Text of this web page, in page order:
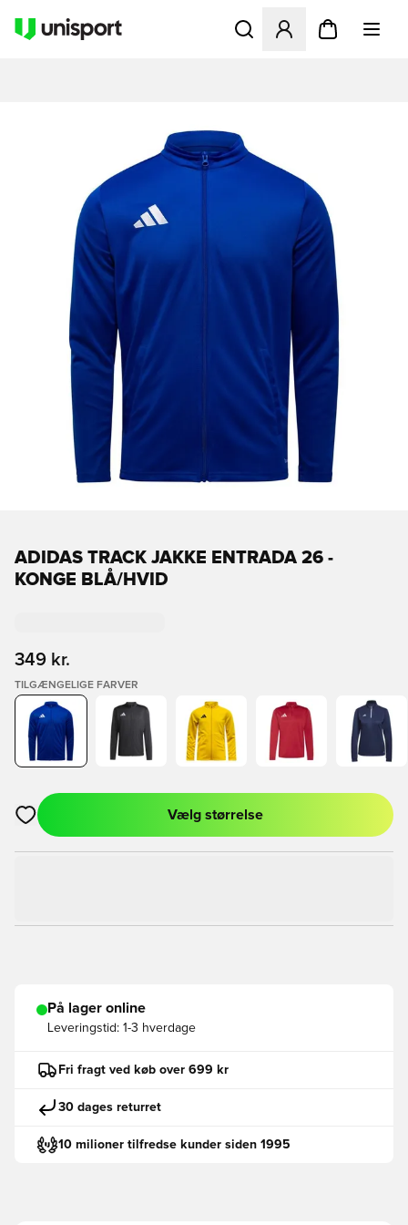
Åbner en Modal til at
ADIDAS TRACK JAKKE ENTRADA 26 -
KONGE BLÅ/HVID
349 kr.
TILGÆNGELIGE FARVER
Åbner en Modal til at logge ind eller tilmelde dig som medlem
Vælg størrelse
På lager online
Leveringstid: 1-3 hverdage
Fri fragt ved køb over 699 kr
30 dages returret
10 milioner tilfredse kunder siden 1995